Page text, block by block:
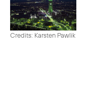
Credits: Karsten Pawlik